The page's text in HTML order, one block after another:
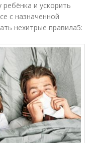
простуде
и ускорить
с назначенной
нехитрые правила5: